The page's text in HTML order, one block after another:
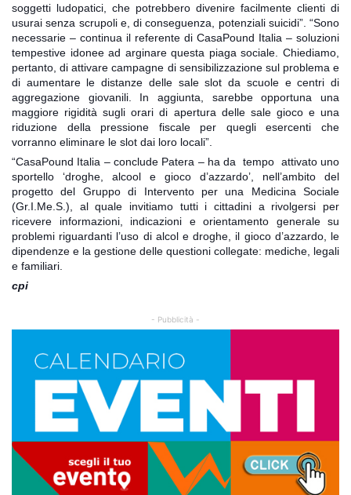
soggetti ludopatici, che potrebbero divenire facilmente clienti di
usurai senza scrupoli e, di conseguenza, potenziali suicidi”. “Sono
necessarie – continua il referente di CasaPound Italia – soluzioni
tempestive idonee ad arginare questa piaga sociale. Chiediamo,
pertanto, di attivare campagne di sensibilizzazione sul problema e
di aumentare le distanze delle sale slot da scuole e centri di
aggregazione giovanili. In aggiunta, sarebbe opportuna una
maggiore rigidità sugli orari di apertura delle sale gioco e una
riduzione della pressione fiscale per quegli esercenti che
vorranno eliminare le slot dai loro locali”.
“CasaPound Italia – conclude Patera – ha da tempo attivato uno
sportello ‘droghe, alcool e gioco d’azzardo’, nell’ambito del
progetto del Gruppo di Intervento per una Medicina Sociale
(Gr.I.Me.S.), al quale invitiamo tutti i cittadini a rivolgersi per
ricevere informazioni, indicazioni e orientamento generale su
problemi riguardanti l’uso di alcol e droghe, il gioco d’azzardo, le
dipendenze e la gestione delle questioni collegate: mediche, legali
e familiari.
cpi
- Pubblicità -